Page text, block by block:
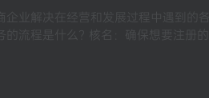
业解决在经营和发展过程中遇到的各
流程是什么? 核名：确保想要注册的